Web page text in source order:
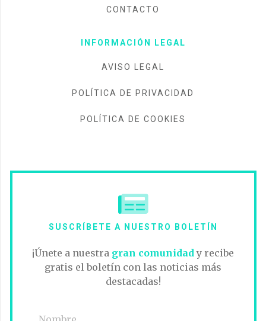
CONTACTO
INFORMACIÓN LEGAL
AVISO LEGAL
POLÍTICA DE PRIVACIDAD
POLÍTICA DE COOKIES
SUSCRÍBETE A NUESTRO BOLETÍN
¡Únete a nuestra gran comunidad y recibe
gratis el boletín con las noticias más
destacadas!